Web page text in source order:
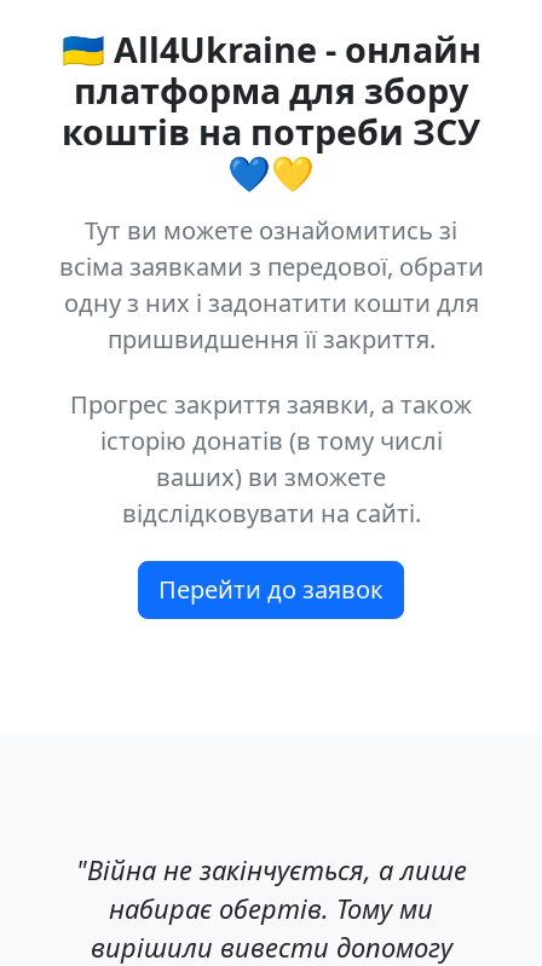
🇺🇦 All4Ukraine - онлайн
платформа для збору
коштів на потреби ЗСУ
💙💛
Тут ви можете ознайомитись зі
всіма заявками з передової, обрати
одну з них і задонатити кошти для
пришвидшення її закриття.
Прогрес закриття заявки, а також
історію донатів (в тому числі
ваших) ви зможете
відслідковувати на сайті.
Перейти до заявок
"Війна не закінчується, а лише
набирає обертів. Тому ми
вирішили вивести допомогу